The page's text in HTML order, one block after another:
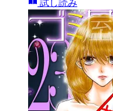
試し読み